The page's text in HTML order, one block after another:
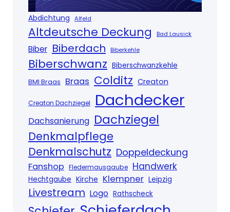
Abdichtung Alfeld
Altdeutsche Deckung Bad Lausick
Biber Biberdach Biberkehle
Biberschwanz Biberschwanzkehle
BMI Braas Braas Colditz Creaton
Creaton Dachziegel Dachdecker
Dachsanierung Dachziegel
Denkmalpflege
Denkmalschutz Doppeldeckung
Fanshop Fledermausgaube Handwerk
Hechtgaube Kirche Klempner Leipzig
Livestream Logo Rathscheck